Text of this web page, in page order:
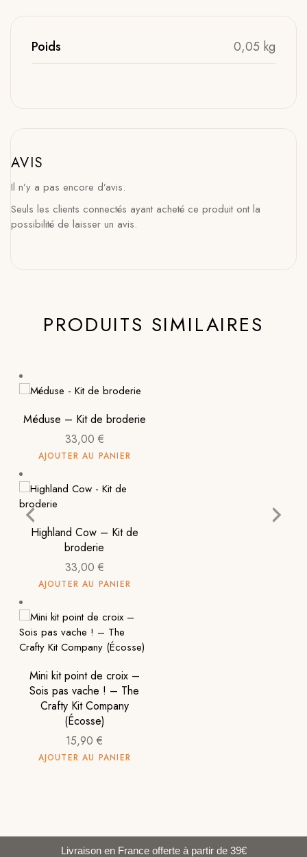
Poids 0,05 kg
AVIS
Il n’y a pas encore d’avis.
Seuls les clients connectés ayant acheté ce produit ont la
possibilité de laisser un avis.
PRODUITS SIMILAIRES
Méduse – Kit de broderie
33,00 €
AJOUTER AU PANIER
Highland Cow – Kit de
broderie
33,00 €
AJOUTER AU PANIER
Mini kit point de croix –
Sois pas vache ! – The
Crafty Kit Company
(Écosse)
15,90€
AJOUTER AU PANIER
Livraison en France offerte à partir de 39€